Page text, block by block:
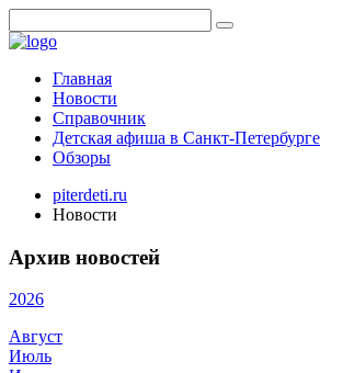
Главная
Новости
Справочник
Детская афиша в Санкт-Петербурге
Обзоры
piterdeti.ru
Новости
Архив новостей
2026
Август
Июль